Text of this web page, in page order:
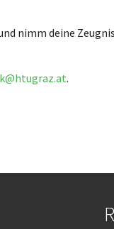
nimm deine
.